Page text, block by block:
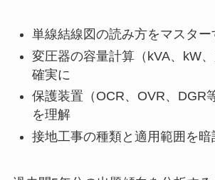
単線結線図の読み方をマスター
変圧器の容量計算（kVA、kW
確実に
保護装置（OCR、OVR、DGR
を理解
接地工事の種類と適用範囲を暗